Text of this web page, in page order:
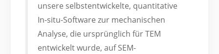
unsere selbstentwickelte, quantitative
In-situ-Software zur mechanischen
Analyse, die ursprünglich für TEM
entwickelt wurde, auf SEM-